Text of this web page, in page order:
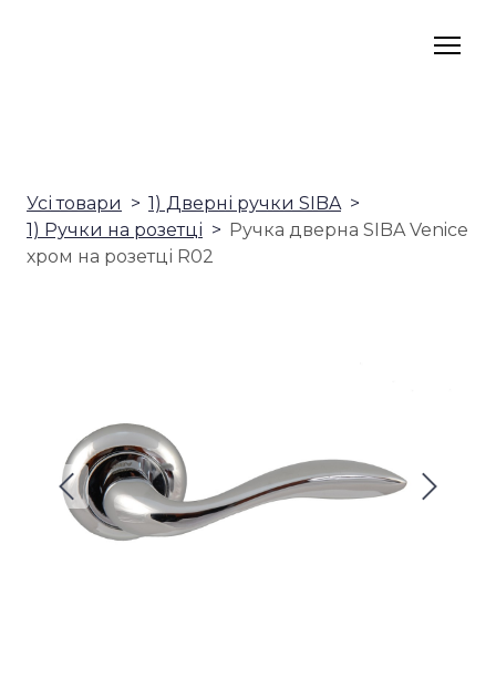
Усі товари
1) Дверні ручки SIBA
1) Ручки на розетці
Ручка дверна SIBA Venice
хром на розетці R02